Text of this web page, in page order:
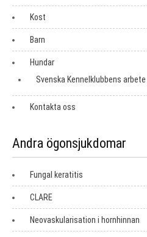
Kost
Barn
Hundar
Svenska Kennelklubbens
Kontakta oss
Andra ögonsjukdomar
Fungal keratitis
CLARE
Neovaskularisation i hornhinnan